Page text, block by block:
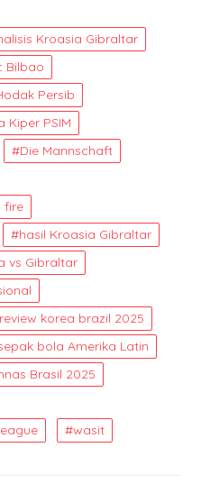
Kroasia Gibraltar
Bilbao
Persib
Kiper PSIM
Die Mannschaft
fire
hasil Kroasia Gibraltar
vs Gibraltar
korea brazil 2025
bola Amerika Latin
Brasil 2025
wasit